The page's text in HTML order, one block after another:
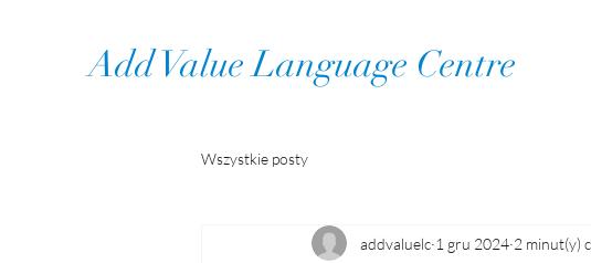
Add Value Language Centre
Wszystkie posty
addvaluelc 1 gru 2024 2 minut(y)